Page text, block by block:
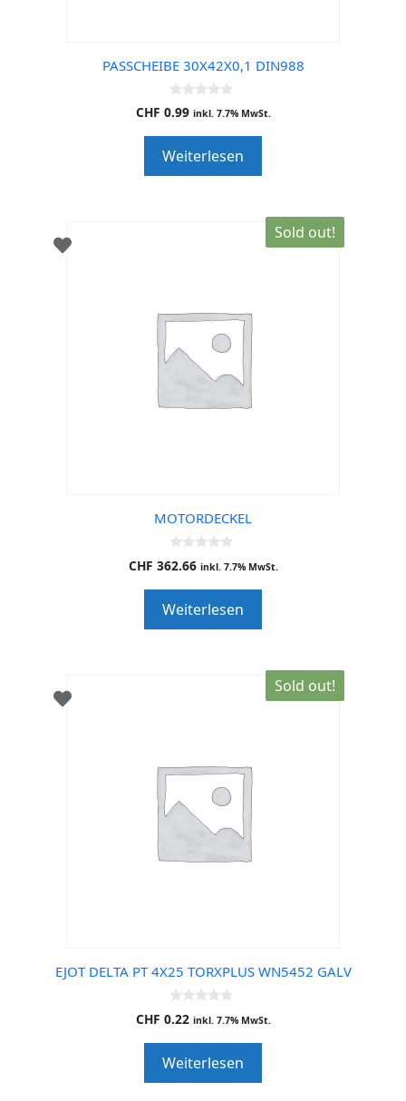
PASSCHEIBE 30X42X0,1 DIN988
0
o
o
f
5
CHF 0.99 inkl. 7.7% MwSt.
Weiterlesen
Sold out!
MOTORDECKEL
0
o
o
f
5
CHF 362.66 inkl. 7.7% MwSt.
Weiterlesen
Sold out!
EJOT DELTA PT 4X25 TORXPLUS WN5452 GALV
0
o
o
f
5
CHF 0.22 inkl. 7.7% MwSt.
Weiterlesen